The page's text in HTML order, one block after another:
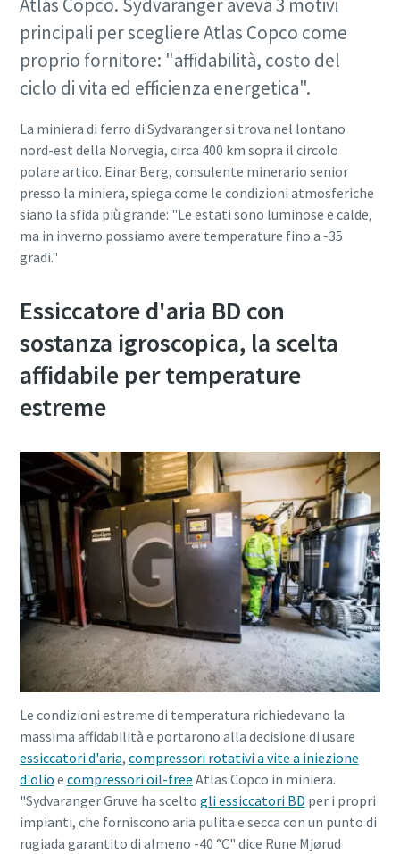
10 passaggi verso una produzione più
ecologica ed efficiente
Riduzione delle emissioni di carbonio per una produzione
ecologica: tutto quello che c'è da sapere
Per saperne di più
Atlas Copco. Sydvaranger aveva 3 motivi
principali per scegliere Atlas Copco come
proprio fornitore: "affidabilità, costo del
ciclo di vita ed efficienza energetica".
La miniera di ferro di Sydvaranger si trova nel lontano
nord-est della Norvegia, circa 400 km sopra il circolo
polare artico. Einar Berg, consulente minerario senior
presso la miniera, spiega come le condizioni atmosferiche
siano la sfida più grande: "Le estati sono luminose e calde,
ma in inverno possiamo avere temperature fino a -35
gradi."
Essiccatore d'aria BD con
sostanza igroscopica, la scelta
affidabile per temperature
estreme
Le condizioni estreme di temperatura richiedevano la
massima affidabilità e portarono alla decisione di usare
essiccatori d'aria, compressori rotativi a vite a iniezione
d'olio e compressori oil-free Atlas Copco in miniera.
"Sydvaranger Gruve ha scelto gli essiccatori BD per i propri
impianti, che forniscono aria pulita e secca con un punto di
rugiada garantito di almeno -40 °C" dice Rune Mjørud